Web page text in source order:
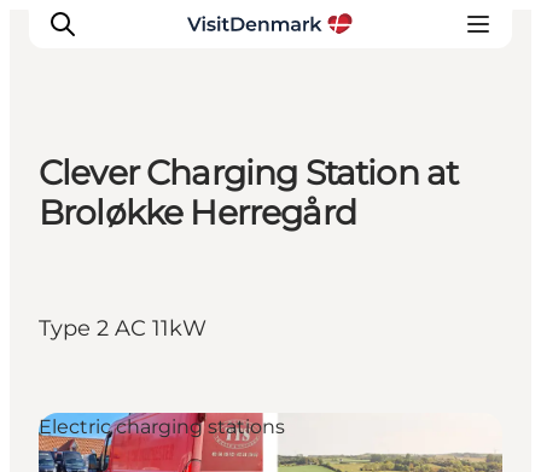
Inspirations
Planifiez votre voyage
Clever Charging Station at
Broløkke Herregård
Type 2 AC 11kW
Electric charging stations